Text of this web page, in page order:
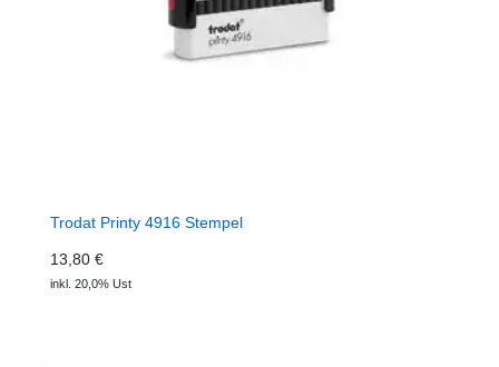
Trodat Printy 4916 Stempel
13,80 €
inkl. 20,0% Ust